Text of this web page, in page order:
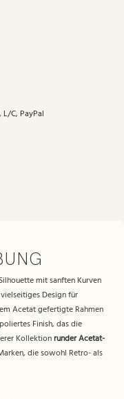
C, PayPal
mit sanften Kurven
Design für
Acetat gefertigte Rahmen
Finish, das die
Kollektionrunder Acetat-
die sowohl Retro- als